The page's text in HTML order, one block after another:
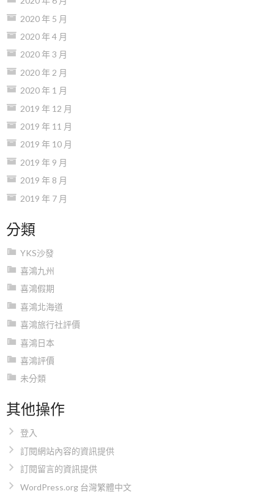
2020 年 5 月
2020 年 4 月
2020 年 3 月
2020 年 2 月
2020 年 1 月
2019 年 12 月
2019 年 11 月
2019 年 10 月
2019 年 9 月
2019 年 8 月
2019 年 7 月
分類
YKS沙發
喜鴻九州
喜鴻假期
喜鴻北海道
喜鴻旅行社評價
喜鴻日本
喜鴻評價
未分類
其他操作
登入
訂閱網站內容的資訊提供
訂閱留言的資訊提供
WordPress.org 台灣繁體中文